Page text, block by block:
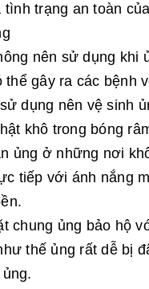
tình trạng an toàn
nên sử dụng khi
thể gây ra các bệnh
dụng nên vệ sinh
khô trong bóng
ủng ở những nơi
tiếp với ánh nắng
chung ủng bảo hộ
thế ủng rất dễ bị